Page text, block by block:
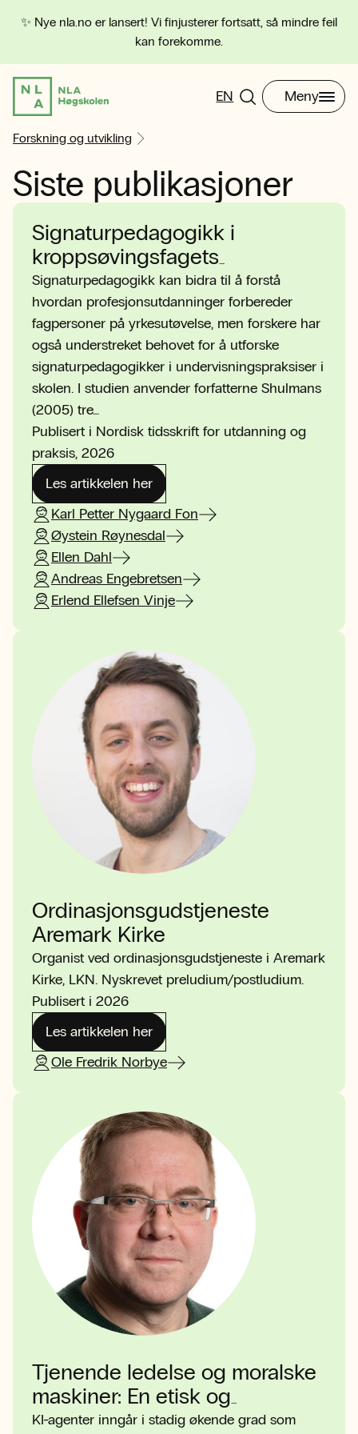
✨ Nye nla.no er lansert! Vi finjusterer fortsatt, så mindre feil
kan forekomme.
EN Meny
Forskning og utvikling
Siste publikasjoner
Signaturpedagogikk i
kroppsøvingsfagets
friluftslivsundervisning?
Signaturpedagogikk kan bidra til å forstå
hvordan profesjonsutdanninger forbereder
fagpersoner på yrkesutøvelse, men forskere har
også understreket behovet for å utforske
signaturpedagogikker i undervisningspraksiser i
skolen. I studien anvender forfatterne Shulmans
(2005) tre…
Publisert i Nordisk tidsskrift for utdanning og
praksis, 2026
Les artikkelen her
Karl Petter Nygaard Fon
Øystein Røynesdal
Ellen Dahl
Andreas Engebretsen
Erlend Ellefsen Vinje
Ordinasjonsgudstjeneste
Aremark Kirke
Organist ved ordinasjonsgudstjeneste i Aremark
Kirke, LKN. Nyskrevet preludium/postludium.
Publisert i 2026
Les artikkelen her
Ole Fredrik Norbye
Tjenende ledelse og moralske
maskiner: En etisk og
tillitsbasert tilnærming til
KI-agenter inngår i stadig økende grad som